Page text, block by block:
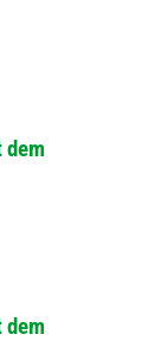
dem
dem